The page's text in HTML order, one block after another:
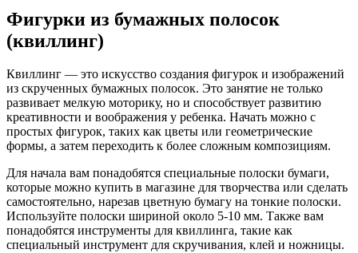
Фигурки из бумажных полосок
(квиллинг)
Квиллинг — это искусство создания фигурок и изображений
из скрученных бумажных полосок. Это занятие не только
развивает мелкую моторику, но и способствует развитию
креативности и воображения у ребенка. Начать можно с
простых фигурок, таких как цветы или геометрические
формы, а затем переходить к более сложным композициям.
Для начала вам понадобятся специальные полоски бумаги,
которые можно купить в магазине для творчества или сделать
самостоятельно, нарезав цветную бумагу на тонкие полоски.
Используйте полоски шириной около 5-10 мм. Также вам
понадобятся инструменты для квиллинга, такие как
специальный инструмент для скручивания, клей и ножницы.